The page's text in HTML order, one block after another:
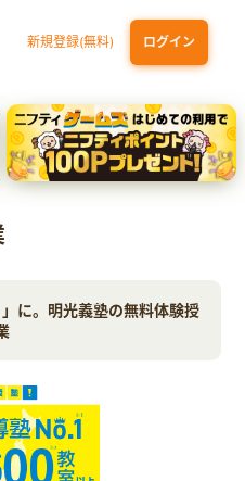
新規登録(無料) ログイン
ールド（NL）（家族カード発行）
ズニープラス) セットプラン
に。明光義塾の無料体験授